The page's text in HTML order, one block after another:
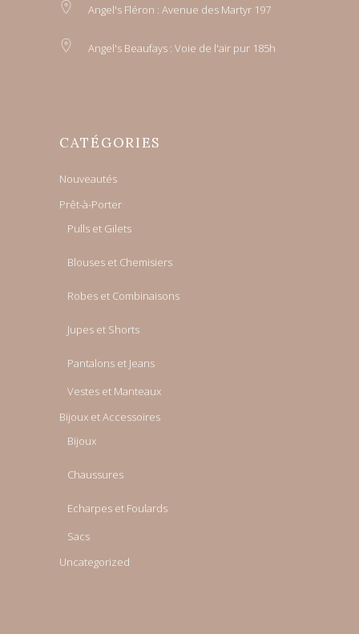
Angel's Fléron : Avenue des Martyr 197
Angel's Beaufays : Voie de l'air pur 185h
CATÉGORIES
Nouveautés
Prêt-à-Porter
Pulls et Gilets
Blouses et Chemisiers
Robes et Combinaisons
Jupes et Shorts
Pantalons et Jeans
Vestes et Manteaux
Bijoux et Accessoires
Bijoux
Chaussures
Echarpes et Foulards
Sacs
Uncategorized